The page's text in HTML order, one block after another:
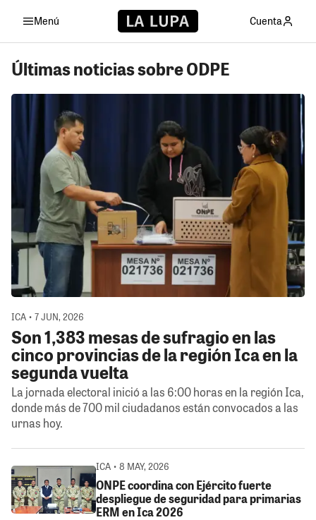
Menú Cuenta
Últimas noticias sobre ODPE
ICA • 7 JUN, 2026
Son 1,383 mesas de sufragio en las
cinco provincias de la región Ica en la
segunda vuelta
La jornada electoral inició a las 6:00 horas en la región Ica,
donde más de 700 mil ciudadanos están convocados a las
urnas hoy.
ICA • 8 MAY, 2026
ONPE coordina con Ejército fuerte
despliegue de seguridad para primarias
ERM en Ica 2026